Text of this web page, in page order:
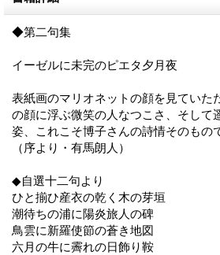
◆第二句集
イーゼルに未完のピエタ夕月夜
表紙画のマリオネットの顔を見ていた
の顔に浮ぶ微笑の人なつこさ、そして
姿、これこそ博子さんの詩情そのもの
（序より・有馬朗人）
◆自選十二句より
ひと揃ひ産衣の乾く木の芽垣
潮待ちの浦に陽炎旅人の碑
鳥雲に新羅使節の蒼き地図
六月の牛に霽れの日飾り鞍